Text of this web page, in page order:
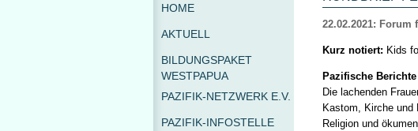
22.02.2021: Forum
Kurz notiert: Kids
Pazifische Berichte
Die lachenden
Kastom, Kirche und
Religion und
HOME
AKTUELL
BILDUNGSPAKET
WESTPAPUA
PAZIFIK-NETZWERK E.V.
PAZIFIK-INFOSTELLE